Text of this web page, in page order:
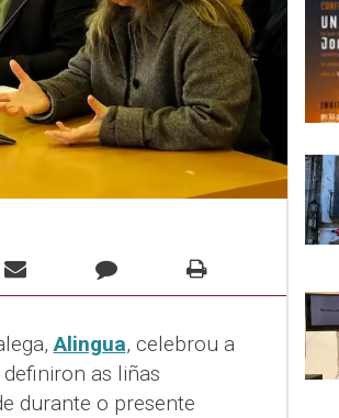
Alingua, celebrou a
as liñas
durante o presente